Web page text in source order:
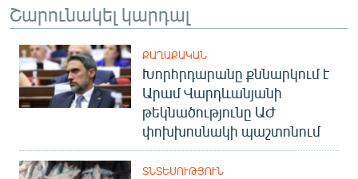
Շարունակել կարդալ
ՔԱՂԱՔԱԿԱՆ
Խորհրդարանը քննարկում է
Արամ Վարդևանյանի
թեկնածությունը ԱԺ
փոխխոսնակի պաշտոնում
ՏՆՏԵՍՈՒԹՅՈՒՆ